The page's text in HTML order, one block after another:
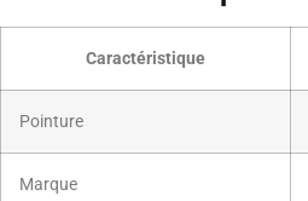
Caractéristique
Pointure
Marque